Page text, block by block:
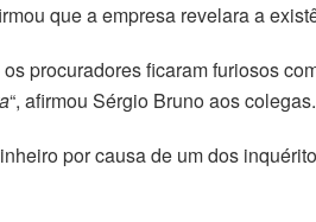
que a empresa revelara a
procuradores ficaram furiosos
“, afirmou Sérgio Bruno aos colegas.
por causa de um dos